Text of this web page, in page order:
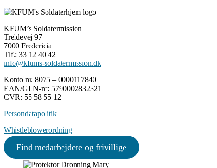
KFUM’s Soldatermission
Treldevej 97
7000 Fredericia
Tlf.: 33 12 40 42
info@kfums-soldatermission.dk
Konto nr. 8075 – 0000117840
EAN/GLN-nr: 5790002832321
CVR: 55 58 55 12
Persondatapolitik
Whistleblowerordning
Find medarbejdere og frivillige